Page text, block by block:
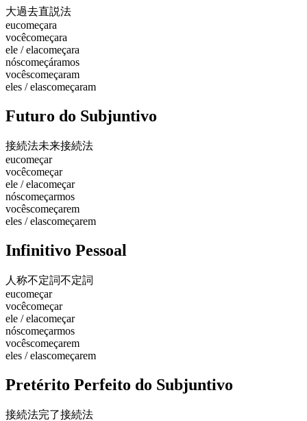
大過去直説法
eucomeçara
vocêcomeçara
ele / elacomeçara
nóscomeçáramos
vocêscomeçaram
eles / elascomeçaram
Futuro do Subjuntivo
接続法未来接続法
eucomeçar
vocêcomeçar
ele / elacomeçar
nóscomeçarmos
vocêscomeçarem
eles / elascomeçarem
Infinitivo Pessoal
人称不定詞不定詞
eucomeçar
vocêcomeçar
ele / elacomeçar
nóscomeçarmos
vocêscomeçarem
eles / elascomeçarem
Pretérito Perfeito do Subjuntivo
接続法完了接続法